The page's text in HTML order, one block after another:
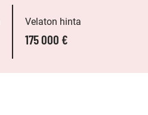
Velaton hinta
175 000 €